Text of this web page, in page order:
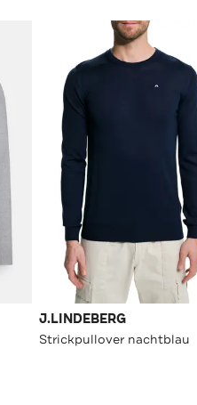
J.LINDEBERG
Strickpullover nachtblau